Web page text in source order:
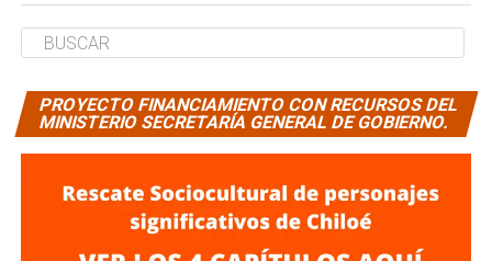
PROYECTO FINANCIAMIENTO CON RECURSOS DEL
MINISTERIO SECRETARÍA GENERAL DE GOBIERNO.